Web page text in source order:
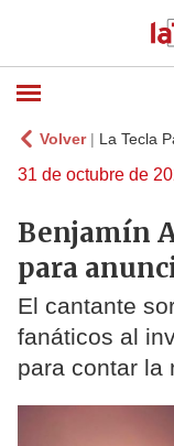
Volver| La Tecla
31 de octubre de
Benjamín
para
El cantante
fanáticos al
para contar la